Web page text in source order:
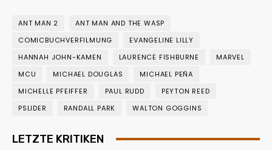
ANT MAN 2
ANT MAN AND THE WASP
COMICBUCHVERFILMUNG
EVANGELINE LILLY
HANNAH JOHN-KAMEN
LAURENCE FISHBURNE
MARVEL
MCU
MICHAEL DOUGLAS
MICHAEL PEÑA
MICHELLE PFEIFFER
PAUL RUDD
PEYTON REED
PSLIDER
RANDALL PARK WALTON GOGGINS
LETZTE KRITIKEN